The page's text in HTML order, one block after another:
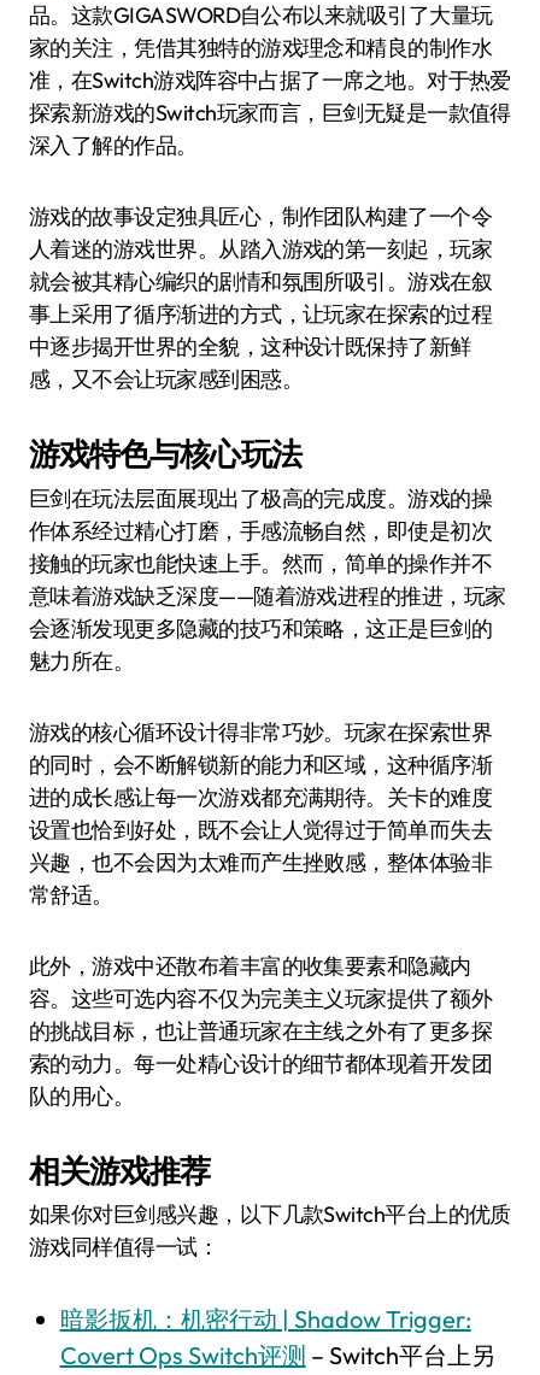
品。这款GIGASWORD自公布以来就吸引了大量玩
家的关注，凭借其独特的游戏理念和精良的制作水
准，在Switch游戏阵容中占据了一席之地。对于热爱
探索新游戏的Switch玩家而言，巨剑无疑是一款值得
深入了解的作品。
游戏的故事设定独具匠心，制作团队构建了一个令
人着迷的游戏世界。从踏入游戏的第一刻起，玩家
就会被其精心编织的剧情和氛围所吸引。游戏在叙
事上采用了循序渐进的方式，让玩家在探索的过程
中逐步揭开世界的全貌，这种设计既保持了新鲜
感，又不会让玩家感到困惑。
游戏特色与核心玩法
巨剑在玩法层面展现出了极高的完成度。游戏的操
作体系经过精心打磨，手感流畅自然，即使是初次
接触的玩家也能快速上手。然而，简单的操作并不
意味着游戏缺乏深度——随着游戏进程的推进，玩家
会逐渐发现更多隐藏的技巧和策略，这正是巨剑的
魅力所在。
游戏的核心循环设计得非常巧妙。玩家在探索世界
的同时，会不断解锁新的能力和区域，这种循序渐
进的成长感让每一次游戏都充满期待。关卡的难度
设置也恰到好处，既不会让人觉得过于简单而失去
兴趣，也不会因为太难而产生挫败感，整体体验非
常舒适。
此外，游戏中还散布着丰富的收集要素和隐藏内
容。这些可选内容不仅为完美主义玩家提供了额外
的挑战目标，也让普通玩家在主线之外有了更多探
索的动力。每一处精心设计的细节都体现着开发团
队的用心。
相关游戏推荐
如果你对巨剑感兴趣，以下几款Switch平台上的优质
游戏同样值得一试：
暗影扳机：机密行动 | Shadow Trigger:
Covert Ops Switch评测 – Switch平台上另